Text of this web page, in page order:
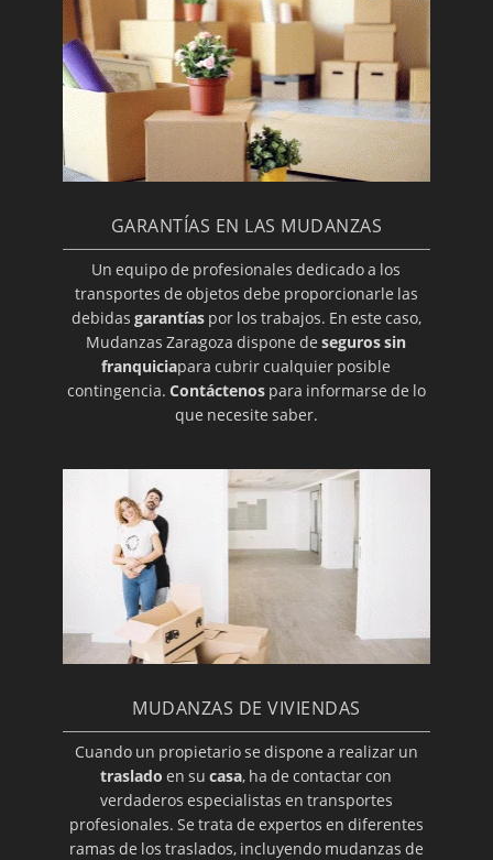
GARANTÍAS EN LAS MUDANZAS
Un equipo de profesionales dedicado a los
transportes de objetos debe proporcionarle las
debidas garantíaspor los trabajos. En este caso,
Mudanzas Zaragoza dispone deseguros sin
franquiciapara cubrir cualquier posible
contingencia. Contáctenospara informarse de lo
que necesite saber.
MUDANZAS DE VIVIENDAS
Cuando un propietario se dispone a realizar un
traslado en sucasa, ha de contactar con
verdaderos especialistas en transportes
profesionales. Se trata de expertos en diferentes
ramas de los traslados, incluyendo mudanzas de